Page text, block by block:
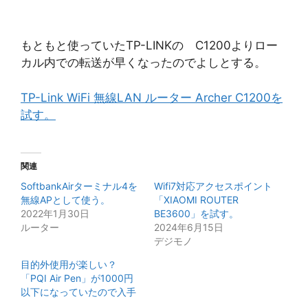
もともと使っていたTP-LINKの C1200よりロー
カル内での転送が早くなったのでよしとする。
TP-Link WiFi 無線LAN ルーター Archer C1200を
試す。
関連
SoftbankAirターミナル4を
無線APとして使う。
2022年1月30日
ルーター
Wifi7対応アクセスポイント
「XIAOMI ROUTER
BE3600」を試す。
2024年6月15日
デジモノ
目的外使用が楽しい？
「PQI Air Pen」が1000円
以下になっていたので入手